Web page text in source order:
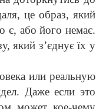
це образ, який
є, або його немає.
який з’єднує їх у
или реальную
Даже если это